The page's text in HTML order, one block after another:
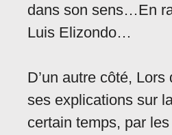
dans son sens…En
Luis Elizondo…
D’un autre côté,
ses explications sur
certain temps, par